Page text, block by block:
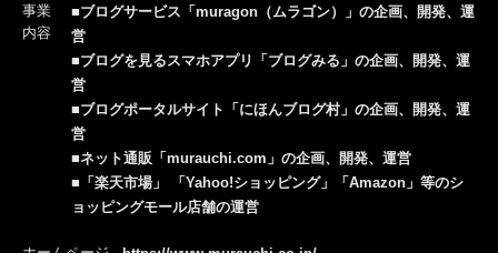
事業
内容
■ブログサービス「muragon（ムラゴン）」の企画、開発、運
営
■ブログを見るスマホアプリ「ブログみる」の企画、開発、運
営
■ブログポータルサイト「にほんブログ村」の企画、開発、運
営
■ネット通販「murauchi.com」の企画、開発、運営
■「楽天市場」 「Yahoo!ショッピング」「Amazon」等のシ
ョッピングモール店舗の運営